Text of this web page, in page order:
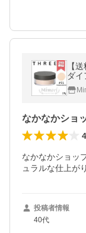
【
ダイ
スル
4
なかなかショッ
ュラルな仕上が
投稿者情報
40代